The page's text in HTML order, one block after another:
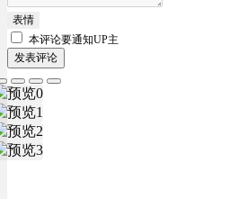
表情
本评论要通知UP主
发表评论